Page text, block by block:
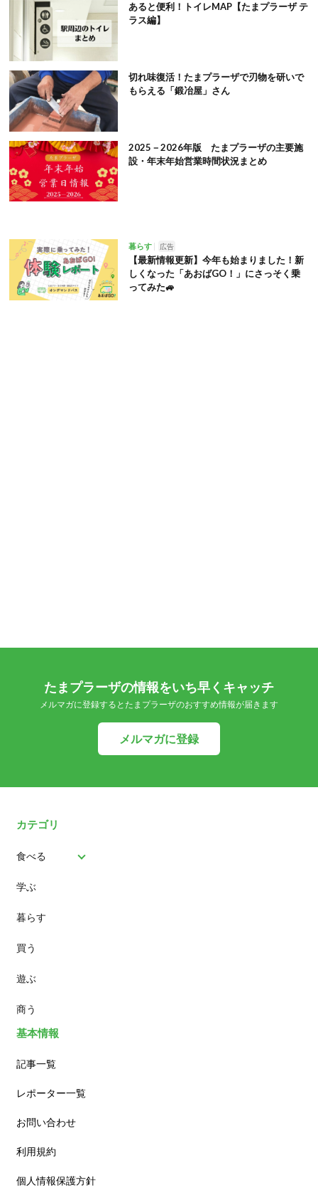
あると便利！トイレMAP【たまプラーザ テ
ラス編】
切れ味復活！たまプラーザで刃物を研いで
もらえる「鍛冶屋」さん
2025－2026年版 たまプラーザの主要施
設・年末年始営業時間状況まとめ
暮らす 広告
【最新情報更新】今年も始まりました！新
しくなった「あおばGO！」にさっそく乗
ってみた🚙
たまプラーザの情報をいち早くキャッチ
メルマガに登録するとたまプラーザのおすすめ情報が届きます
メルマガに登録
カテゴリ
食べる
パン
スイーツ
ランチ
カフェ
学ぶ
暮らす
買う
遊ぶ
商う
基本情報
記事一覧
レポーター一覧
お問い合わせ
利用規約
個人情報保護方針